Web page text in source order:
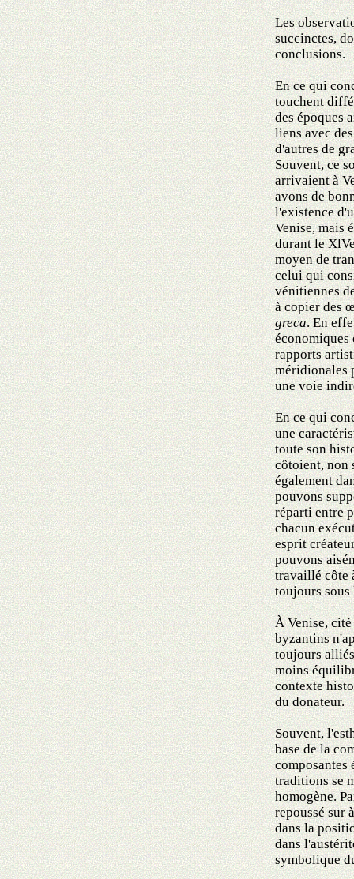
Les
succinctes,
conclusions.
En ce qui
touchent
des époques
liens avec
d'autres de
Souvent, ce
arrivaient à
avons de
l'existence
Venise, mais
durant le
moyen de
celui qui
vénitiennes
à copier des
greca. En
rapports
méridionales
une voie
En ce qui
une
toute son
côtoient, non
également
pouvons
réparti entre
chacun
esprit
pouvons
travaillé côte
toujours sous
À Venise,
byzantins
toujours
moins
contexte
du donateur.
Souvent,
base de la
composantes
traditions se
homogène.
repoussé sur
dans la
dans
symbolique